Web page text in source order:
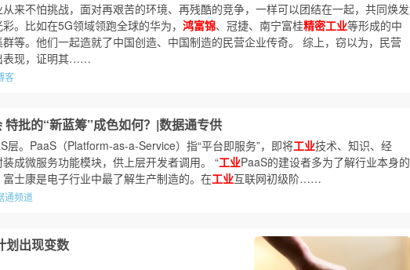
来不怕挑战，面对再艰苦的环境、再残酷的竞争，一样可以团结在一起，共同焕发
。比如在5G领域领跑全球的华为， 鸿富锦、冠捷、南宁富桂精密工业等形成的中
等。他们一起造就了中国创造、中国制造的民营企业传奇。 综上，窃以为，民营
表现，证明其……
客
特批的“新蓝筹”成色如何？|数据通专供
层。PaaS（Platform-as-a-Service）指“平台即服务”，即将工业技术、知识、经
装成微服务功能模块，供上层开发者调用。 “工业PaaS的建设者多为了解行业本身的
士康是电子行业中最了解生产制造的。在工业互联网初级阶……
通频道
划出现变数